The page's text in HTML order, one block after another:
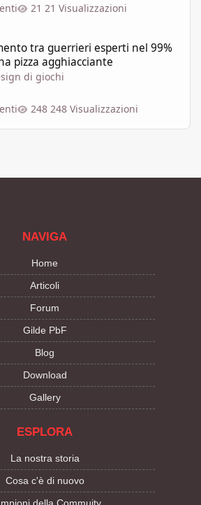
21 Visualizzazioni
tra guerrieri esperti nel 99%
pizza agghiacciante
di giochi
248 Visualizzazioni
NAVIGA
Home
Articoli
Forum
Gilde PbF
Blog
Download
Gallery
ESPLORA
La nostra storia
Cosa c'è di nuovo